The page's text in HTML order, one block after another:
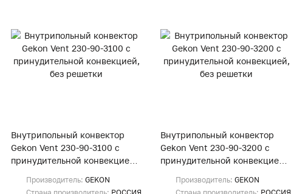
Внутрипольный конвектор
Gekon Vent 230-90-3100 с
принудительной конвекцией,
Производитель: GEKON
Внутрипольный конвектор
Gekon Vent 230-90-3200 с
принудительной конвекцией,
Производитель:GEKON